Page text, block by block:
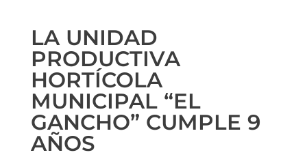
LA UNIDAD
PRODUCTIVA
HORTÍCOLA
MUNICIPAL “EL
GANCHO” CUMPLE 9
AÑOS